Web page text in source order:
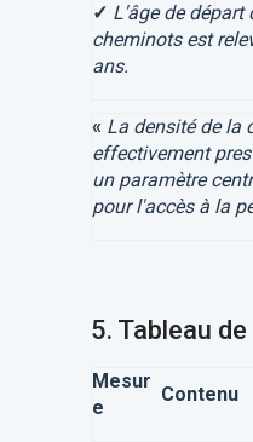
✓ L'âge de départ
cheminots est
ans.
« La densité de la
effectivement
un paramètre
pour l'accès à la
5. Tableau
Mesur
e
Contenu